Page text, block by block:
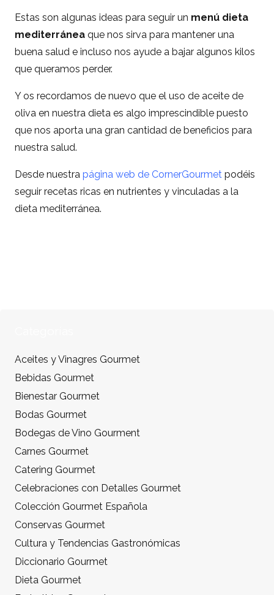
Estas son algunas ideas para seguir un menú dieta
mediterránea que nos sirva para mantener una
buena salud e incluso nos ayude a bajar algunos kilos
que queramos perder.
Y os recordamos de nuevo que el uso de aceite de
oliva en nuestra dieta es algo imprescindible puesto
que nos aporta una gran cantidad de beneficios para
nuestra salud.
Desde nuestra página web de CornerGourmet podéis
seguir recetas ricas en nutrientes y vinculadas a la
dieta mediterránea.
Aceites y Vinagres Gourmet
Bebidas Gourmet
Bienestar Gourmet
Bodas Gourmet
Bodegas de Vino Gourment
Carnes Gourmet
Catering Gourmet
Celebraciones con Detalles Gourmet
Colección Gourmet Española
Conservas Gourmet
Cultura y Tendencias Gastronómicas
Diccionario Gourmet
Dieta Gourmet